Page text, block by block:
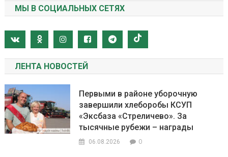
МЫ В СОЦИАЛЬНЫХ СЕТЯХ
ЛЕНТА НОВОСТЕЙ
Первыми в районе уборочную
завершили хлеборобы КСУП
«Эксбаза «Стреличево». За
тысячные рубежи – награды
06.08.2026 0